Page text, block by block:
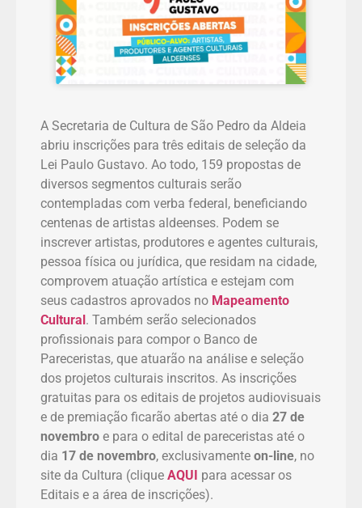
A Secretaria de Cultura de São Pedro da Aldeia
abriu inscrições para três editais de seleção da
Lei Paulo Gustavo. Ao todo, 159 propostas de
diversos segmentos culturais serão
contempladas com verba federal, beneficiando
centenas de artistas aldeenses. Podem se
inscrever artistas, produtores e agentes culturais,
pessoa física ou jurídica, que residam na cidade,
comprovem atuação artística e estejam com
seus cadastros aprovados no Mapeamento
Cultural. Também serão selecionados
profissionais para compor o Banco de
Pareceristas, que atuarão na análise e seleção
dos projetos culturais inscritos. As inscrições
gratuitas para os editais de projetos audiovisuais
e de premiação ficarão abertas até o dia 27 de
novembro e para o edital de pareceristas até o
dia 17 de novembro, exclusivamente on-line, no
site da Cultura (clique AQUI para acessar os
Editais e a área de inscrições).